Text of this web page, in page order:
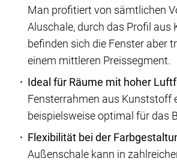
Man profitiert von sämtlichen
Aluschale, durch das Profil aus
befinden sich die Fenster aber
einem mittleren Preissegment.
Ideal für Räume mit hoher
Fensterrahmen aus Kunststoff
beispielsweise optimal für das
Flexibilität bei der
Außenschale kann in